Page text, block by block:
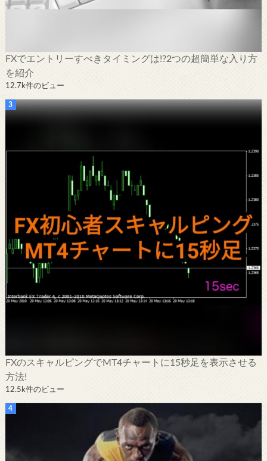
FXでエントリーすべきタイミングは!?2つの超簡単な入り方
を紹介
12.7k件のビュー
FXのスキャルピングでMT4チャートに15秒足を表示させる
方法!
12.5k件のビュー